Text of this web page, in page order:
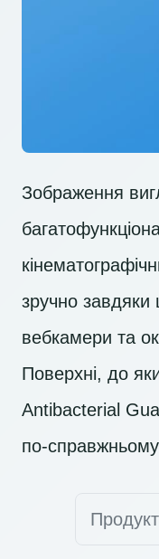
Зображення
зручно завдяки
вебкамери та
Поверхні, до
Antibacterial
по-